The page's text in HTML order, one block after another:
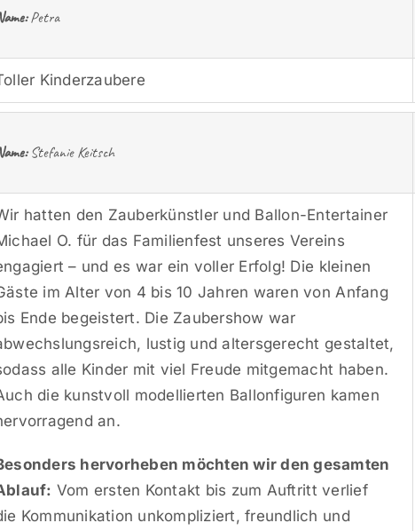
Petra
Kinderzaubere
Stefanie Keitsch
hatten den Zauberkünstler und Ballon-Entertainer
O. für das Familienfest unseres Vereins
– und es war ein voller Erfolg! Die kleinen
im Alter von 4 bis 10 Jahren waren von Anfang
Ende begeistert. Die Zaubershow war
lustig und altersgerecht gestaltet,
alle Kinder mit viel Freude mitgemacht haben.
die kunstvoll modellierten Ballonfiguren kamen
an.
hervorheben möchten wir den gesamten
Vom ersten Kontakt bis zum Auftritt verlief
Kommunikation unkompliziert, freundlich und